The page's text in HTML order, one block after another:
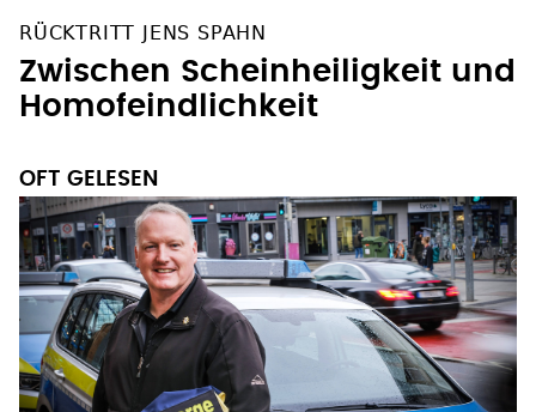
Zwischen Scheinheiligkeit und
Homofeindlichkeit